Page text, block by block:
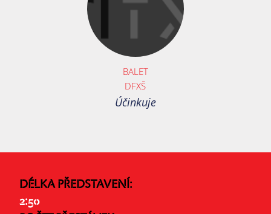
BALET
DFXŠ
Účinkuje
DÉLKA PŘEDSTAVENÍ:
2:50